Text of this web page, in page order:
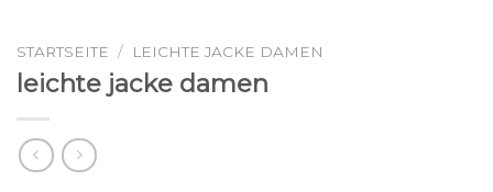
STARTSEITE / LEICHTE JACKE DAMEN
leichte jacke damen